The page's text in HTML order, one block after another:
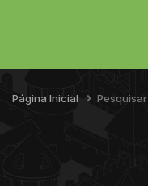
Página Inicial Pesquisar